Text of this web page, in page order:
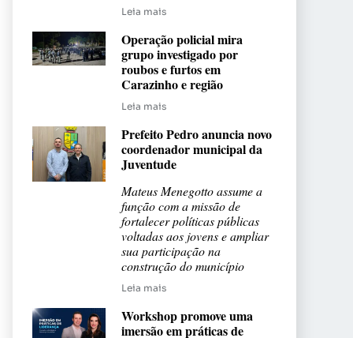
Leia mais
Operação policial mira
grupo investigado por
roubos e furtos em
Carazinho e região
Leia mais
Prefeito Pedro anuncia novo
coordenador municipal da
Juventude
Mateus Menegotto assume a
função com a missão de
fortalecer políticas públicas
voltadas aos jovens e ampliar
sua participação na
construção do município
Leia mais
Workshop promove uma
imersão em práticas de